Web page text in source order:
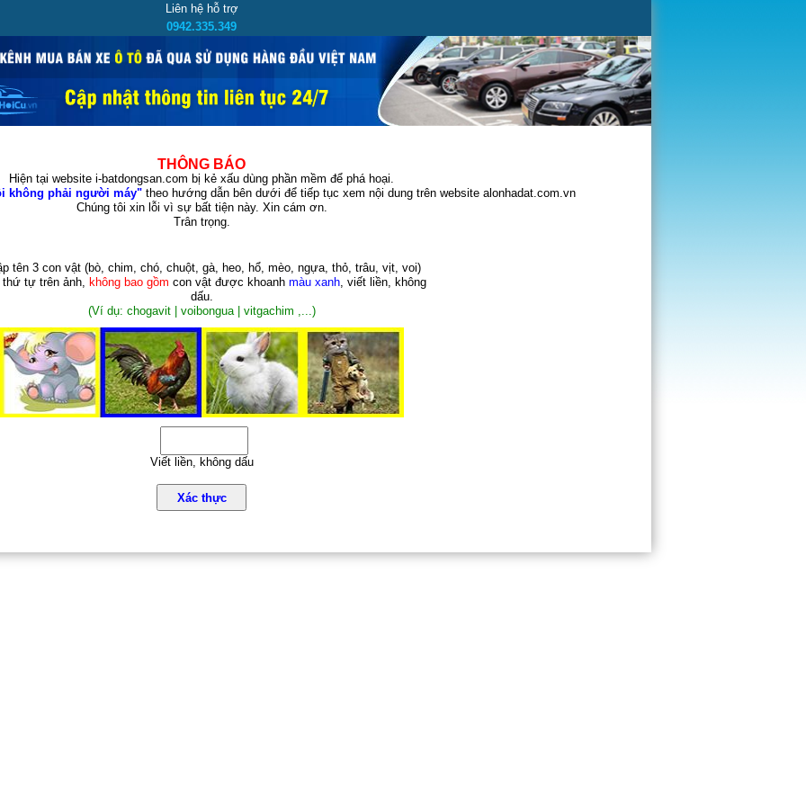
Liên hệ hỗ trợ
0942.335.349
THÔNG BÁO
Hiện tại website i-batdongsan.com bị kẻ xấu dùng phần mềm để phá hoại.
không phải người máy"theo hướng dẫn bên dưới để tiếp tục xem nội dung trên website alonhadat.com.vn
Chúng tôi xin lỗi vì sự bất tiện này. Xin cám ơn.
Trân trọng.
tên 3 con vật (bò, chim, chó, chuột, gà, heo, hổ, mèo, ngựa, thỏ, trâu, vịt, voi)
thứ tự trên ảnh, không bao gồm con vật được khoanh màu xanh, viết liền, không
dấu.
(Ví dụ: chogavit | voibongua | vitgachim ,...)
Viết liền, không dấu
Xác thực